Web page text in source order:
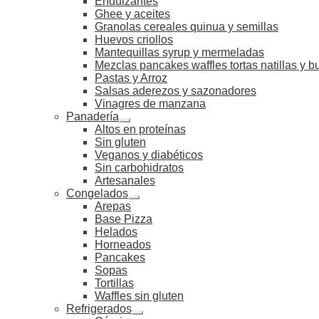
Ghee y aceites
Granolas cereales quinua y semillas
Huevos criollos
Mantequillas syrup y mermeladas
Mezclas pancakes waffles tortas natillas y
Pastas y Arroz
Salsas aderezos y sazonadores
Vinagres de manzana
Panadería
Altos en proteínas
Sin gluten
Veganos y diabéticos
Sin carbohidratos
Artesanales
Congelados
Arepas
Base Pizza
Helados
Horneados
Pancakes
Sopas
Tortillas
Waffles sin gluten
Refrigerados